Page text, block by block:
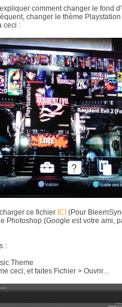
comment changer le fond
changer le thème
ceci :
ce fichier ICI (Pour
Photoshop (Google est votre ami,
:
Theme
ceci, et faites Fichier > Ouvrir...